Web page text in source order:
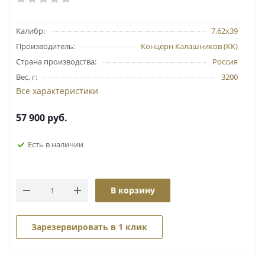
Калибр:
7,62х39
Производитель:
Концерн Калашников (КК)
Страна производства:
Россия
Вес, г:
3200
Все характеристики
57 900 руб.
Есть в наличии
В корзину
Зарезервировать в 1 клик